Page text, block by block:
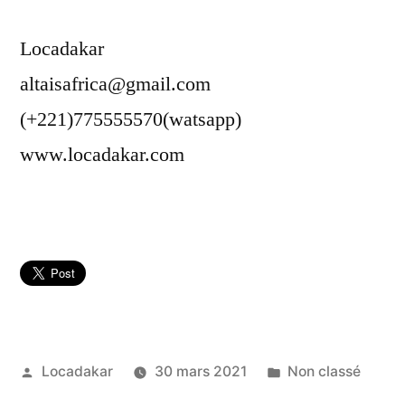
Locadakar
altaisafrica@gmail.com
(+221)775555570(watsapp)
www.locadakar.com
Publié
Locadakar 30 mars 2021
Publié
Non classé